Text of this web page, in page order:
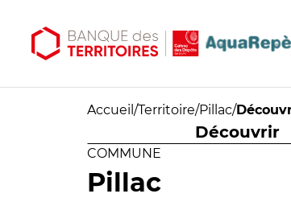
Accueil /Territoire/Pillac/
Découvrir
COMMUNE
Pillac